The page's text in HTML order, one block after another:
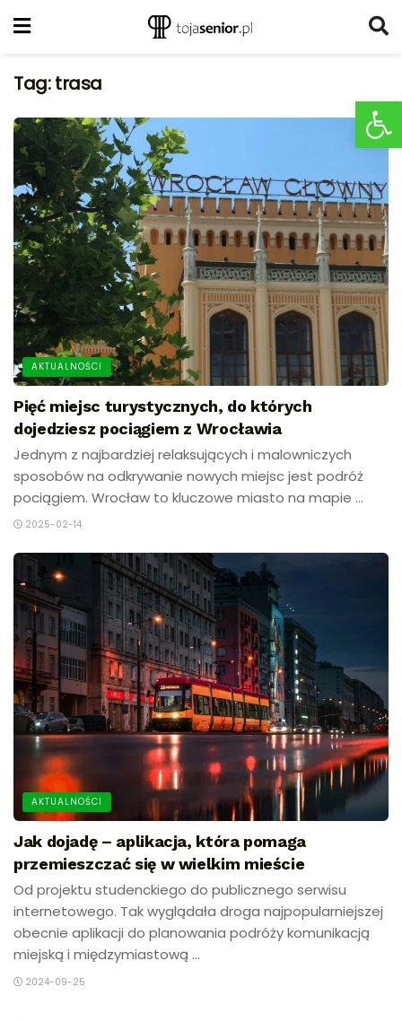
Tag:trasa
AKTUALNOŚCI
Pięć miejsc turystycznych, do których
dojedziesz pociągiem z Wrocławia
Jednym z najbardziej relaksujących i malowniczych
sposobów na odkrywanie nowych miejsc jest podróż
pociągiem. Wrocław to kluczowe miasto na mapie ...
2025-02-14
AKTUALNOŚCI
Jak dojadę – aplikacja, która pomaga
przemieszczać się w wielkim mieście
Od projektu studenckiego do publicznego serwisu
internetowego. Tak wyglądała droga najpopularniejszej
obecnie aplikacji do planowania podróży komunikacją
miejską i międzymiastową ...
2024-09-25